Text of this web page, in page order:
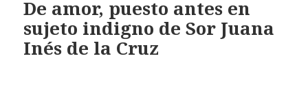
De amor, puesto antes en
sujeto indigno de Sor Juana
Inés de la Cruz